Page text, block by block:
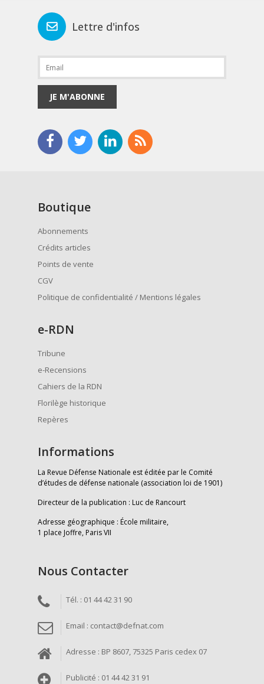
Lettre d'infos
JE M'ABONNE
Boutique
Abonnements
Crédits articles
Points de vente
CGV
Politique de confidentialité / Mentions légales
e-RDN
Tribune
e-Recensions
Cahiers de la RDN
Florilège historique
Repères
Informations
La Revue Défense Nationale est éditée par le Comité
d’études de défense nationale (association loi de 1901)
Directeur de la publication : Luc de Rancourt
Adresse géographique : École militaire,
1 place Joffre, Paris VII
Nous Contacter
Tél. : 01 44 42 31 90
Email : contact@defnat.com
Adresse : BP 8607, 75325 Paris cedex 07
Publicité : 01 44 42 31 91